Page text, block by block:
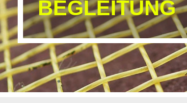
BEGLEITUNG